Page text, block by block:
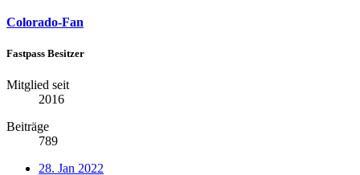
Colorado-Fan
Fastpass Besitzer
Mitglied seit
2016
Beiträge
789
28. Jan 2022